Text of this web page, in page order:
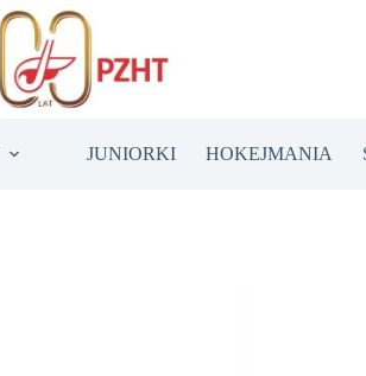
JUNIORKI HOKEJMANIA